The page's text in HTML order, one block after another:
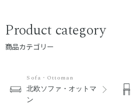
Product category
商品カテゴリー
Sofa・Ottoman
北欧ソファ・オットマ
ン